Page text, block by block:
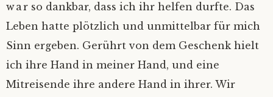
Impressum
war so dankbar, dass ich ihr helfen durfte. Das
Leben hatte plötzlich und unmittelbar für mich
Sinn ergeben. Gerührt von dem Geschenk hielt
ich ihre Hand in meiner Hand, und eine
Mitreisende ihre andere Hand in ihrer. Wir